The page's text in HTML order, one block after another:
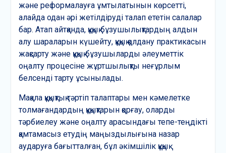
және реформалауға ұмтылатынын көрсетті,
алайда одан әрі жетілдіруді талап ететін салалар
бар. Атап айтқанда, құқық бұзушылықтардың алдын
алу шараларын күшейту, құқық қолдану практикасын
жақсарту және құқық бұзушыларды әлеуметтік
оңалту процесіне жұртшылықты неғұрлым
белсенді тарту ұсынылады.
Мақала құқықтық тәртіп талаптары мен кәмелетке
толмағандардың құқықтарын қорғау, оларды
тәрбиелеу және оңалту арасындағы тепе-теңдікті
қамтамасыз етудің маңыздылығына назар
аударуға бағытталған, бұл әкімшілік құқық